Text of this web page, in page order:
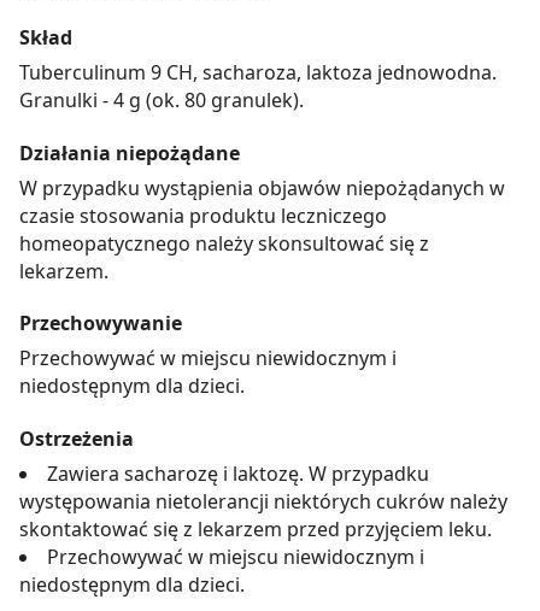
Skład
Tuberculinum 9 CH, sacharoza, laktoza jednowodna.
Granulki - 4 g (ok. 80 granulek).
Działania niepożądane
W przypadku wystąpienia objawów niepożądanych w
czasie stosowania produktu leczniczego
homeopatycznego należy skonsultować się z
lekarzem.
Przechowywanie
Przechowywać w miejscu niewidocznym i
niedostępnym dla dzieci.
Ostrzeżenia
Zawiera sacharozę i laktozę. W przypadku
występowania nietolerancji niektórych cukrów należy
skontaktować się z lekarzem przed przyjęciem leku.
Przechowywać w miejscu niewidocznym i
niedostępnym dla dzieci.